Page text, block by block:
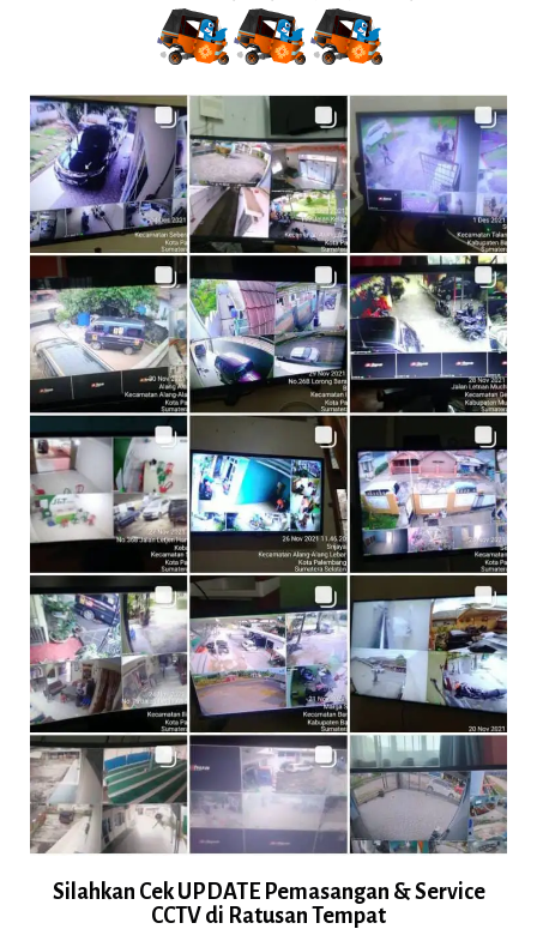
Silahkan Cek UPDATE Pemasangan & Service
CCTV di Ratusan Tempat